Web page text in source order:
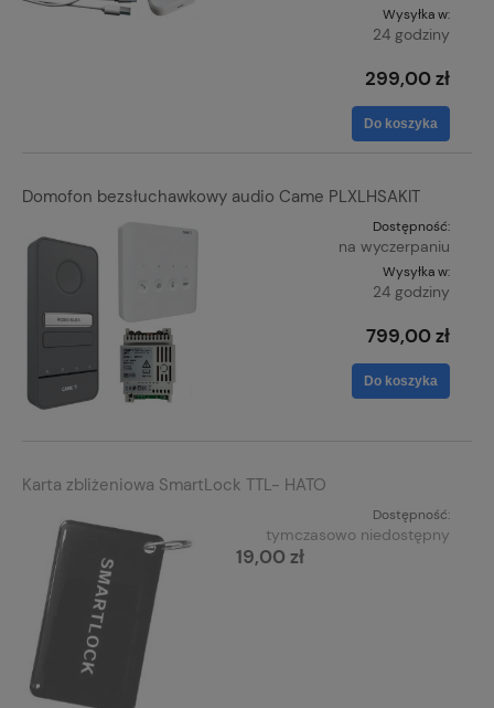
Wysyłka w:
24 godziny
299,00 zł
Do koszyka
Domofon bezsłuchawkowy audio Came PLXLHSAKIT
Dostępność:
na wyczerpaniu
Wysyłka w:
24 godziny
799,00 zł
Do koszyka
Karta zbliżeniowa SmartLock TTL- HATO
Dostępność:
tymczasowo niedostępny
19,00 zł